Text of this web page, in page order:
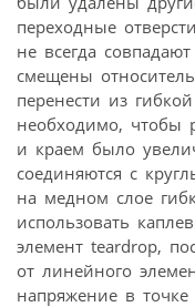
переходные
не всегда
смещены
перенести из
необходимо, чтобы
и краем было
соединяются с
на медном слое
использовать
элемент teardrop,
от линейного
напряжение в